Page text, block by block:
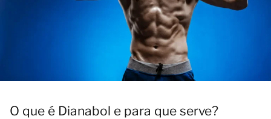
O que é Dianabol e para que serve?